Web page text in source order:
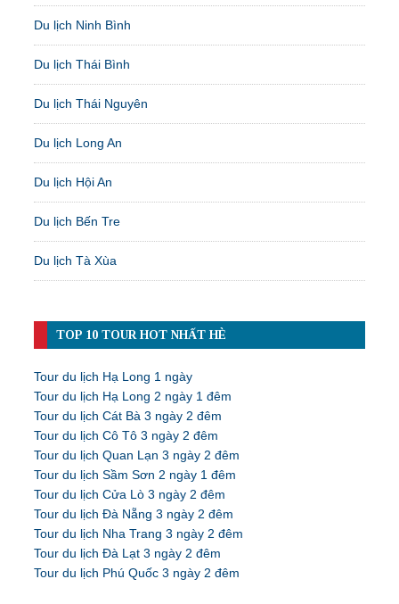
Du lịch Ninh Bình
Du lịch Thái Bình
Du lịch Thái Nguyên
Du lịch Long An
Du lịch Hội An
Du lịch Bến Tre
Du lịch Tà Xùa
TOP 10 TOUR HOT NHẤT HÈ
Tour du lịch Hạ Long 1 ngày
Tour du lịch Hạ Long 2 ngày 1 đêm
Tour du lịch Cát Bà 3 ngày 2 đêm
Tour du lịch Cô Tô 3 ngày 2 đêm
Tour du lịch Quan Lạn 3 ngày 2 đêm
Tour du lịch Sầm Sơn 2 ngày 1 đêm
Tour du lịch Cửa Lò 3 ngày 2 đêm
Tour du lịch Đà Nẵng 3 ngày 2 đêm
Tour du lịch Nha Trang 3 ngày 2 đêm
Tour du lịch Đà Lạt 3 ngày 2 đêm
Tour du lịch Phú Quốc 3 ngày 2 đêm